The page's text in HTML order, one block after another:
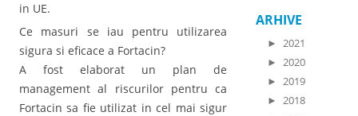
in UE.
Ce masuri se iau pentru utilizarea
sigura si eficace a Fortacin?
A fost elaborat un plan de
management al riscurilor pentru ca
Fortacin sa fie utilizat in cel mai sigur
ARHIVE
► 2021
► 2020
► 2019
► 2018